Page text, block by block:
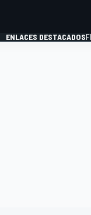
ENLACES DESTACADOS